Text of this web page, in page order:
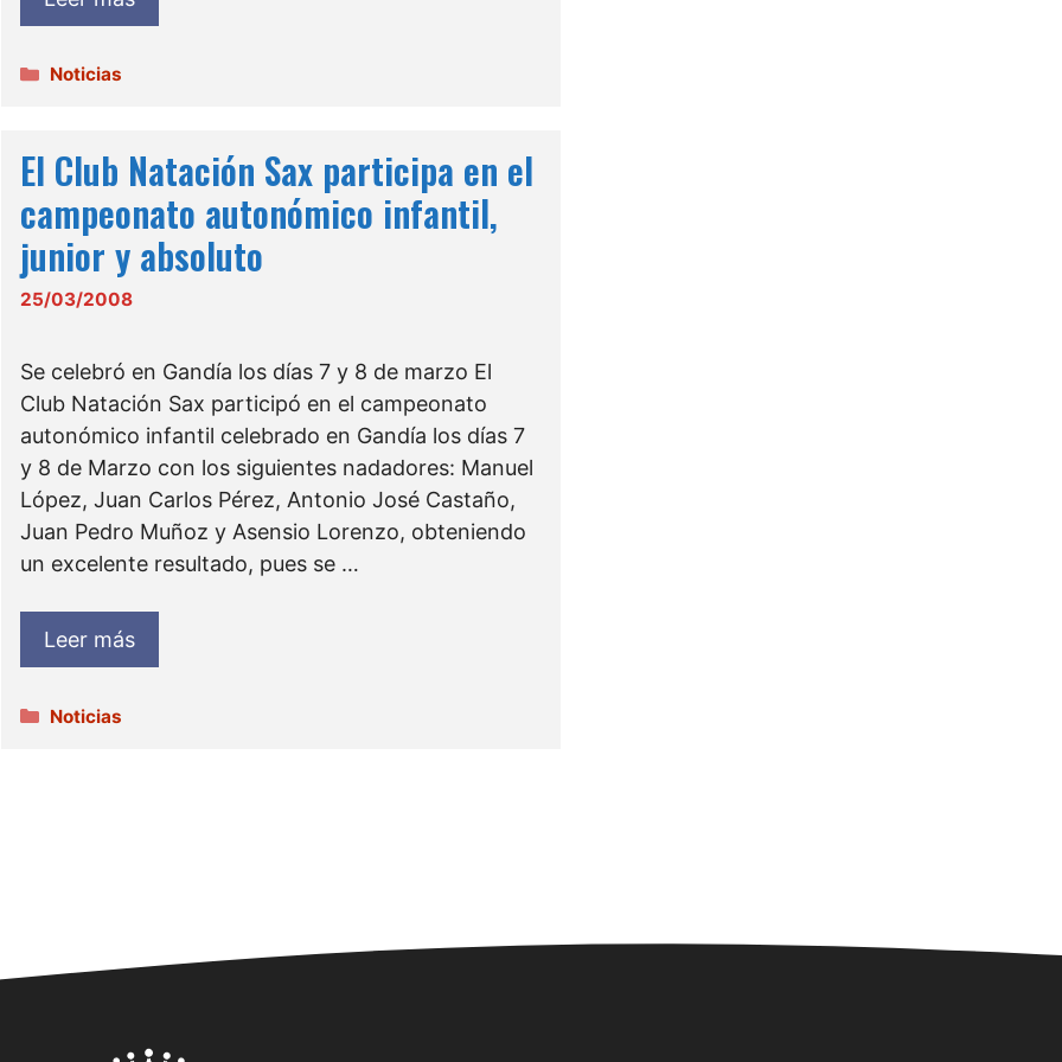
Categorías
Noticias
El Club Natación Sax participa en el
campeonato autonómico infantil,
junior y absoluto
25/03/2008
Se celebró en Gandía los días 7 y 8 de marzo El
Club Natación Sax participó en el campeonato
autonómico infantil celebrado en Gandía los días 7
y 8 de Marzo con los siguientes nadadores: Manuel
López, Juan Carlos Pérez, Antonio José Castaño,
Juan Pedro Muñoz y Asensio Lorenzo, obteniendo
un excelente resultado, pues se …
Leer más
Categorías
Noticias